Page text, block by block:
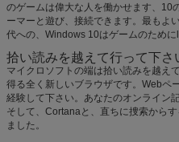
のゲームは偉大な人を働かせます、10
ーマーと遊び、接続できます。最もよ
代への、Windows 10はゲームのため
拾い読みを越えて行って下さ
マイクロソフトの端は拾い読みを越え
得る全く新しいブラウザです。Webペ
経験して下さい。あなたのオンライン
そして、Cortanaと、直ちに捜索から
ました。